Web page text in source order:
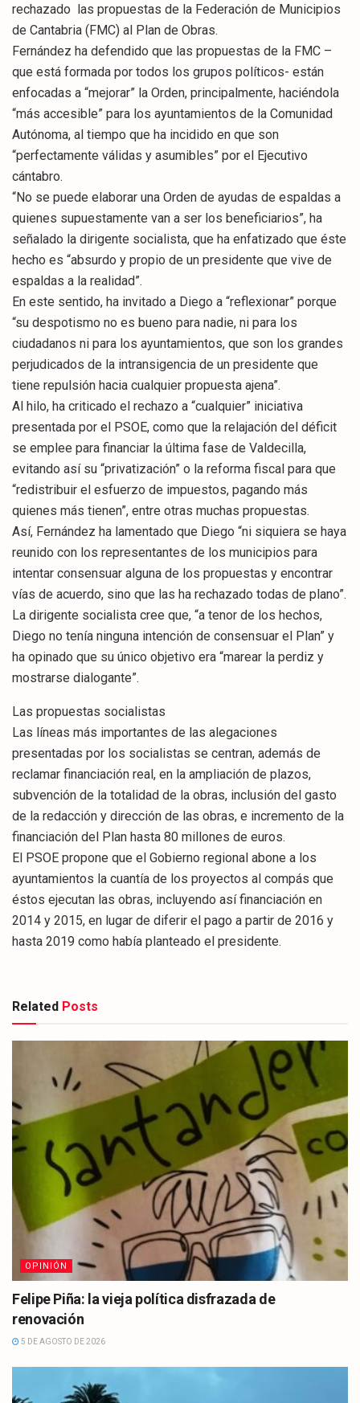
rechazado las propuestas de la Federación de Municipios
de Cantabria (FMC) al Plan de Obras.
Fernández ha defendido que las propuestas de la FMC –
que está formada por todos los grupos políticos- están
enfocadas a “mejorar” la Orden, principalmente, haciéndola
“más accesible” para los ayuntamientos de la Comunidad
Autónoma, al tiempo que ha incidido en que son
“perfectamente válidas y asumibles” por el Ejecutivo
cántabro.
“No se puede elaborar una Orden de ayudas de espaldas a
quienes supuestamente van a ser los beneficiarios”, ha
señalado la dirigente socialista, que ha enfatizado que éste
hecho es “absurdo y propio de un presidente que vive de
espaldas a la realidad”.
En este sentido, ha invitado a Diego a “reflexionar” porque
“su despotismo no es bueno para nadie, ni para los
ciudadanos ni para los ayuntamientos, que son los grandes
perjudicados de la intransigencia de un presidente que
tiene repulsión hacia cualquier propuesta ajena”.
Al hilo, ha criticado el rechazo a “cualquier” iniciativa
presentada por el PSOE, como que la relajación del déficit
se emplee para financiar la última fase de Valdecilla,
evitando así su “privatización” o la reforma fiscal para que
“redistribuir el esfuerzo de impuestos, pagando más
quienes más tienen”, entre otras muchas propuestas.
Así, Fernández ha lamentado que Diego “ni siquiera se haya
reunido con los representantes de los municipios para
intentar consensuar alguna de los propuestas y encontrar
vías de acuerdo, sino que las ha rechazado todas de plano”.
La dirigente socialista cree que, “a tenor de los hechos,
Diego no tenía ninguna intención de consensuar el Plan” y
ha opinado que su único objetivo era “marear la perdiz y
mostrarse dialogante”.
Las propuestas socialistas
Las líneas más importantes de las alegaciones
presentadas por los socialistas se centran, además de
reclamar financiación real, en la ampliación de plazos,
subvención de la totalidad de la obras, inclusión del gasto
de la redacción y dirección de las obras, e incremento de la
financiación del Plan hasta 80 millones de euros.
El PSOE propone que el Gobierno regional abone a los
ayuntamientos la cuantía de los proyectos al compás que
éstos ejecutan las obras, incluyendo así financiación en
2014 y 2015, en lugar de diferir el pago a partir de 2016 y
hasta 2019 como había planteado el presidente.
Related Posts
OPINIÓN
Felipe Piña: la vieja política disfrazada de
renovación
5 DE AGOSTO DE 2026